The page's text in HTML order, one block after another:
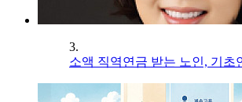
3.
소액 직역연금 받는 노인, 기초